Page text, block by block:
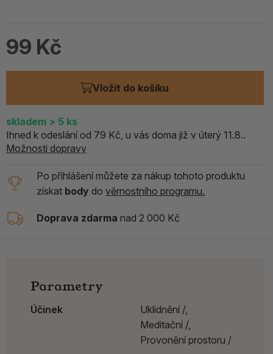
99 Kč
Vložit do košíku
skladem > 5 ks
Ihned k odeslání od 79 Kč, u vás doma již v úterý 11.8..
Možnosti dopravy
Po přihlášení můžete za nákup tohoto produktu
získat body do věrnostního programu.
Doprava zdarma nad 2 000 Kč
Parametry
Účinek
Uklidnění /,
Meditační /,
Provonění prostoru /